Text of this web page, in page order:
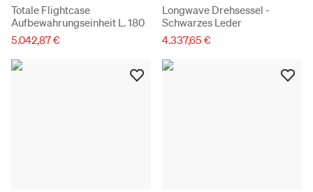
Totale Flightcase
Aufbewahrungseinheit L. 180
5.042,87 €
Longwave Drehsessel -
Schwarzes Leder
4.337,65 €